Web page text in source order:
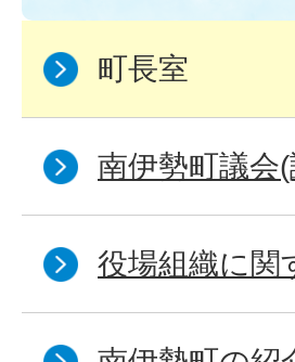
町長室
南伊勢町議会
役場組織に関